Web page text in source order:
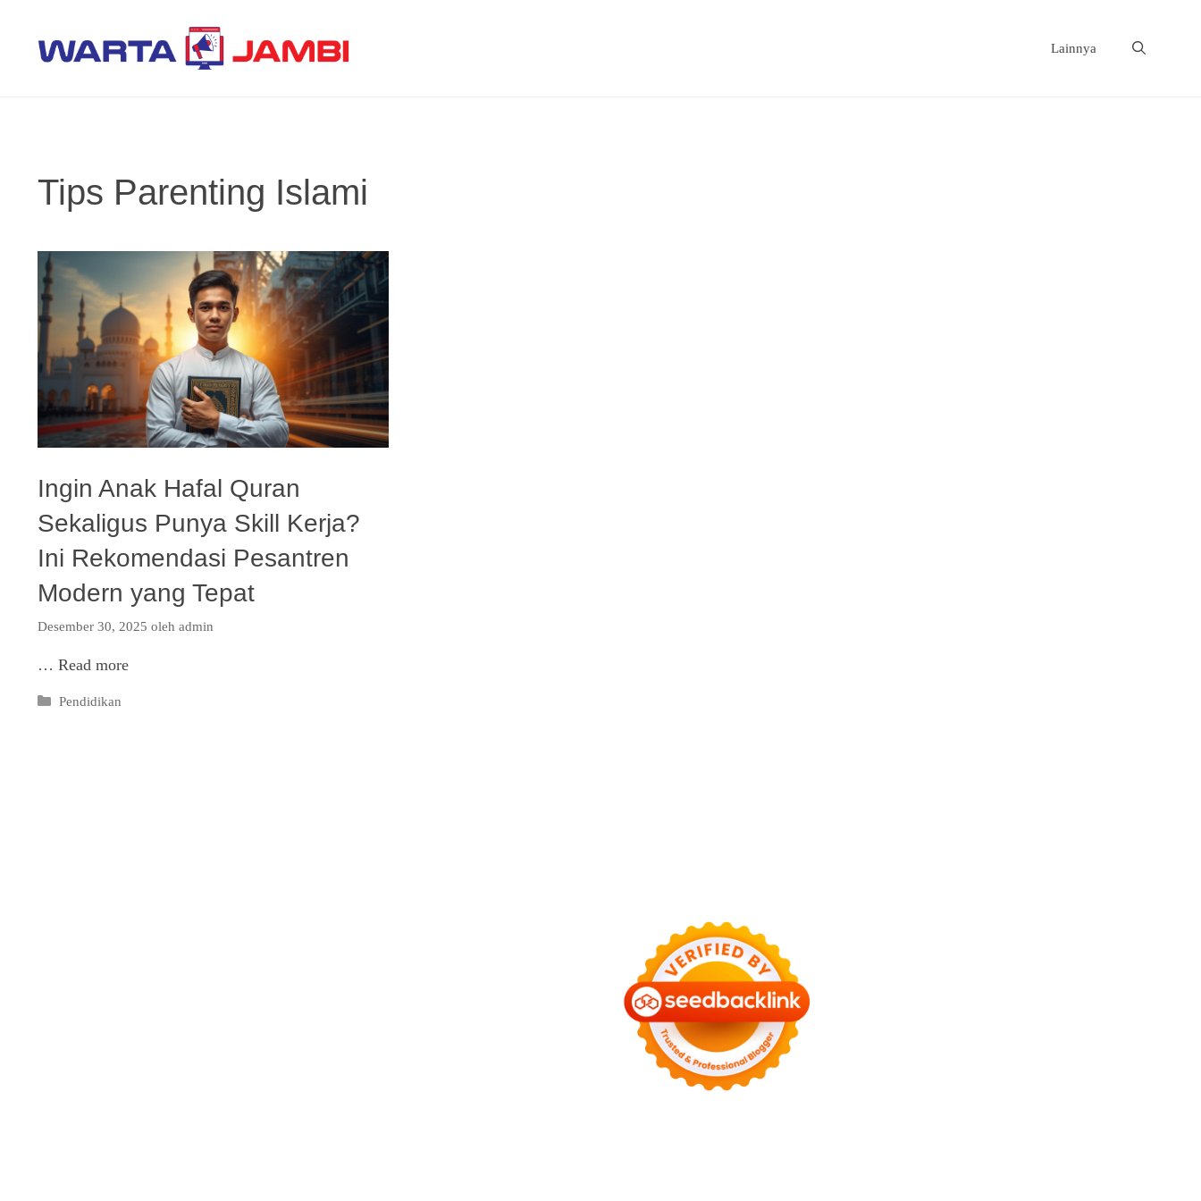
Lainnya
Tips Parenting Islami
Ingin Anak Hafal Quran
Sekaligus Punya Skill Kerja?
Ini Rekomendasi Pesantren
Modern yang Tepat
Desember 30, 2025 oleh admin
… Read more
Kategori
Pendidikan